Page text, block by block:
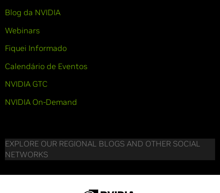
Blog da NVIDIA
Webinars
Fiquei Informado
Calendário de Eventos
NVIDIA GTC
NVIDIA On-Demand
EXPLORE OUR REGIONAL BLOGS AND OTHER SOCIAL
NETWORKS